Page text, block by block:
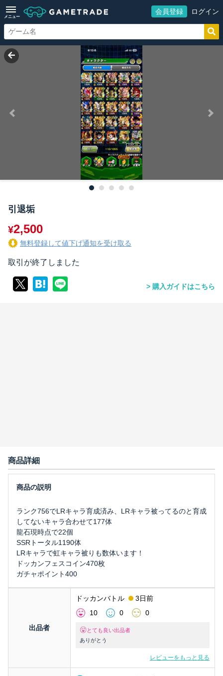
メニュー
会員登録 ログイン
引退垢
¥2,500
無料登録して値下げ通知を受け取る
取引が終了しました
購入ガイドはこちら
商品詳細
ランク756でLRキャラ育成済み、LRキャラ被ってるのと育成
してないキャラ合わせて177体
龍石現時点で22個
SSRトータル1190体
LRキャラで虹キャラ被りも数体います！
ドッカンフェスコイン470枚
ガチャポイント400
出品者
ドッカンバトル
3日前
10
0 0
とても良い出品者
ありがとう
レビューをもっと見る